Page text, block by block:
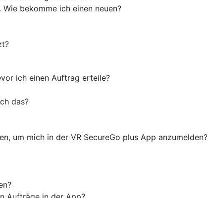
bekomme ich einen neuen?
ich einen Auftrag erteile?
das?
um mich in der VR SecureGo plus App anzumelden?